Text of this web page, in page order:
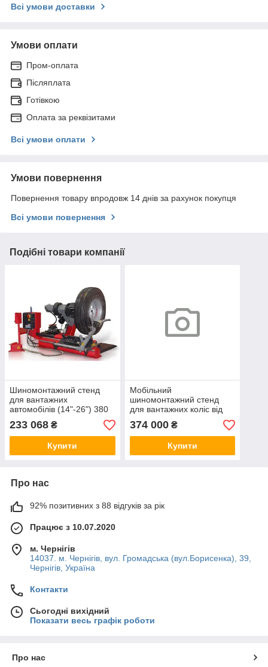
Всі умови доставки
Умови оплати
Пром-оплата
Післяплата
Готівкою
Оплата за реквізитами
Всі умови оплати
Умови повернення
Повернення товару впродовж 14 днів за рахунок покупця
Всі умови повернення
Подібні товари компанії
Шиномонтажний стенд
для вантажних
автомобілів (14"-26") 380
В BRIGHT LC588S
233 068 ₴
Купити
Мобільний
шиномонтажний стенд
для вантажних коліс від
14" до 26" (бус) 380 В
BRIGHT LC589 380V
374 000₴
Купити
Про нас
92% позитивних з 88 відгуків за рік
Працює з 10.07.2020
м. Чернігів
14037. м. Чернігів, вул. Громадська (вул.Борисенка), 39,
Чернігів, Україна
Контакти
Сьогодні вихідний
Показати весь графік роботи
Про нас